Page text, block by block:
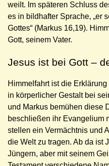
weilt. Im späteren Schluss
es in bildhafter Sprache, „er
Gottes“ (Markus 16,19).
Gott, seinem Vater.
Jesus ist bei Gott –
Himmelfahrt ist die
in körperlicher Gestalt bei
und Markus bemühen diese
beschließen ihr Evangelium
stellen ein Vermächtnis und
die Welt zu tragen. Ab da ist
Jüngern, aber mit seinem